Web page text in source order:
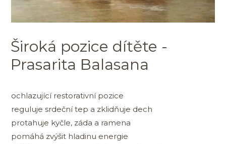
Široká pozice dítěte -
Prasarita Balasana
ochlazující restorativní pozice
reguluje srdeční tep a zklidňuje dech
protahuje kyčle, záda a ramena
pomáhá zvýšit hladinu energie